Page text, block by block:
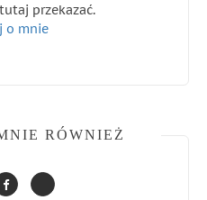
przekazać.
o mnie
RÓWNIEŻ